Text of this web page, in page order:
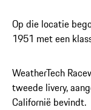
Op die locatie
1951 met een
WeatherTech
tweede livery,
Californië bevindt.